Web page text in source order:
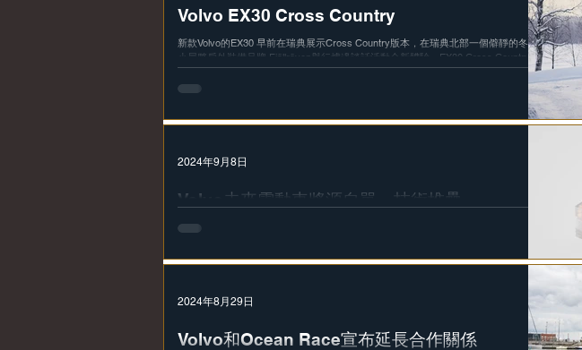
Volvo EX30 Cross Country
新款Volvo的EX30 早前在瑞典展示Cross Country版本，在瑞典北部一個僻靜的冬季
小屋夥戶外裝備品牌 Fjällräven舉行爐邊談話活動全新體驗。EX30 Cross Country 是
專為那些希望透過小型純電 SUV 獲得豐富體驗的人而設計。...
Volvo未來電動車將源自單一技術堆疊
在瑞典哥德堡舉行的Volvo Capital Markets Day日上，將展示品牌全新的、改變遊戲
來定義公司的未來：製造隨著時間的推移而變得更好的汽車。 從 EX90...
2024年9月8日
Volvo和Ocean Race宣布延長合作關係
2024年8月29日